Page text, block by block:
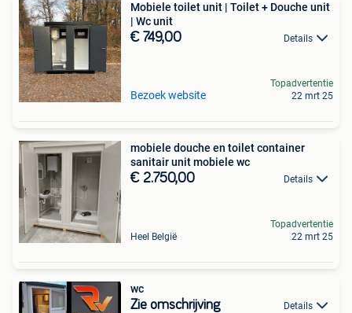
Mobiele toilet unit | Toilet + Douche unit
| Wc unit
€ 749,00 Details
Bezoek website
Topadvertentie
22 mrt 25
mobiele douche en toilet container
sanitair unit mobiele wc
€ 2.750,00 Details
Heel België
Topadvertentie
22 mrt 25
wc
Zie omschrijving Details